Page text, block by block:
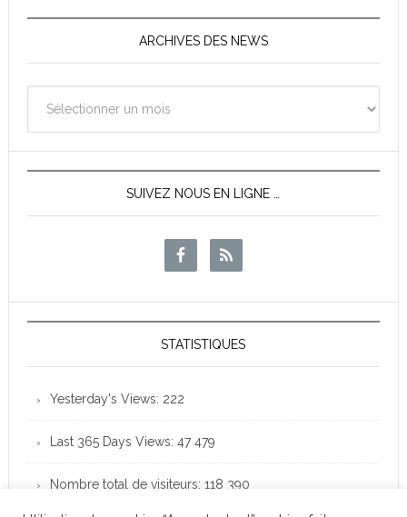
ARCHIVES DES NEWS
des
News
SUIVEZ NOUS EN LIGNE …
STATISTIQUES
Yesterday's Views: 222
Last 365 Days Views: 47 479
Nombre total de visiteurs: 118 390